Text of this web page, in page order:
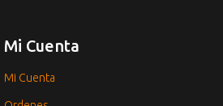
Mi Cuenta
Mi Cuenta